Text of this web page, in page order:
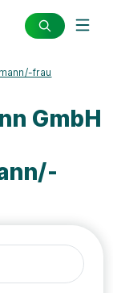
frau
GmbH